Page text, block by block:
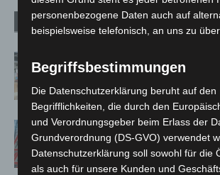
Verwandte Artikel Mehr vom Autor
Kunst trifft
Susann Mehring zeigt
Jacques’ Wein-Depot
A2: Zweite
zwischen Hannover-
Bothfeld
personenbezogene Daten auch auf
beispielsweise telefonisch, an uns zu
Begriffsbestimmungen
Die Datenschutzerklärung beruht auf den
Begrifflichkeiten, die durch den
und Verordnungsgeber beim Erlass der
Grundverordnung (DS-GVO) verwendet
Datenschutzerklärung soll sowohl für die
als auch für unsere Kunden und